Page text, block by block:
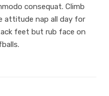
consequat. Climb
attitude nap all day for
feet but rub face on